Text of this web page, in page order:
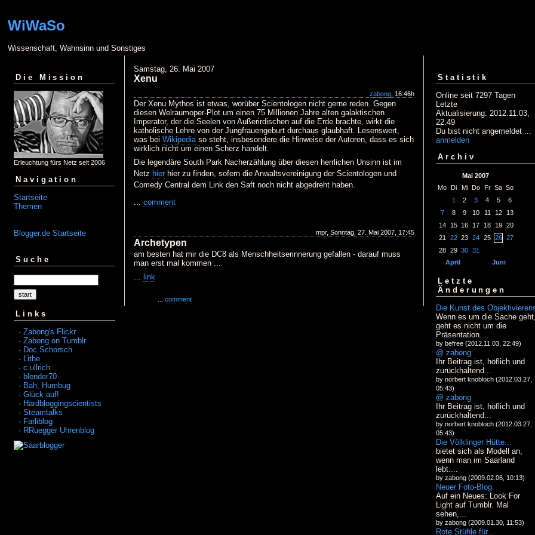
WiWaSo
Wissenschaft, Wahnsinn und Sonstiges
Die Mission
Erleuchtung fürs Netz seit 2006
Navigation
Startseite
Themen
Blogger.de Startseite
Suche
Links
· Zabong's Flickr
· Zabong on Tumblr
· Doc Schorsch
· Lithe
· c.ullrich
· blender70
· Bah, Humbug
· Glück auf!
· Hardbloggingscientists
· Steamtalks
· Farliblog
· RRuegger Uhrenblog
Samstag, 26. Mai 2007
Xenu
zabong , 16:46h
Der Xenu Mythos ist etwas, worüber Scientologen nicht gerne reden. Gegen
diesen Welraumoper-Plot um einen 75 Millionen Jahre alten galaktischen
Imperator, der die Seelen von Außerirdischen auf die Erde brachte, wirkt die
katholische Lehre von der Jungfrauengeburt durchaus glaubhaft. Lesenswert,
was bei Wikipediaso steht, insbesondere die Hinweise der Autoren, dass es sich
wirklich nicht um einen Scherz handelt.
Die legendäre South Park Nacherzählung über diesen herrlichen Unsinn ist im
Netz hierhier zu finden, sofern die Anwaltsvereinigung der Scientologen und
Comedy Central dem Link den Saft noch nicht abgedreht haben.
... comment
mpr, Sonntag, 27. Mai 2007, 17:45
Archetypen
am besten hat mir die DC8 als Menschheitserinnerung gefallen - darauf muss
man erst mal kommen ...
... link
comment
Statistik
Online seit 7297 Tagen
Letzte
Aktualisierung: 2012.11.03,
22:49
Du bist nicht angemeldet ...
anmelden
Archiv
Mai 2007
Mo Di Mi Do Fr Sa So
1
2 3 4 5
6
7
8 9 10 11 12
13
14
15 16 17 18 19
20
21
22 23 24 25 26
27
28
29 30 31
April
Juni
Letzte
Änderungen
Die Kunst des
Wenn es um die Sache
geht es nicht um die
Präsentation....
by befree (2012.11.03, 22:49)
@ zabong
Ihr Beitrag ist, höflich und
zurückhaltend...
by norbert knobloch (2012.03.27,
05:43)
@ zabong
Ihr Beitrag ist, höflich und
zurückhaltend...
by norbert knobloch (2012.03.27,
05:43)
Die Völklinger Hütte...
bietet sich als Modell an,
wenn man im Saarland
lebt....
by zabong (2009.02.06, 10:13)
Neuer Foto-Blog
Auf ein Neues: Look For
Light auf Tumblr. Mal
sehen,...
by zabong (2009.01.30, 11:53)
Rote Stühle für...